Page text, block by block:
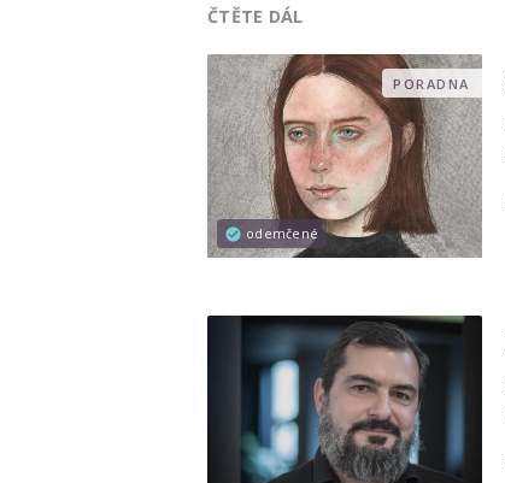
ČTĚTE DÁL
odemčené
PORADNA